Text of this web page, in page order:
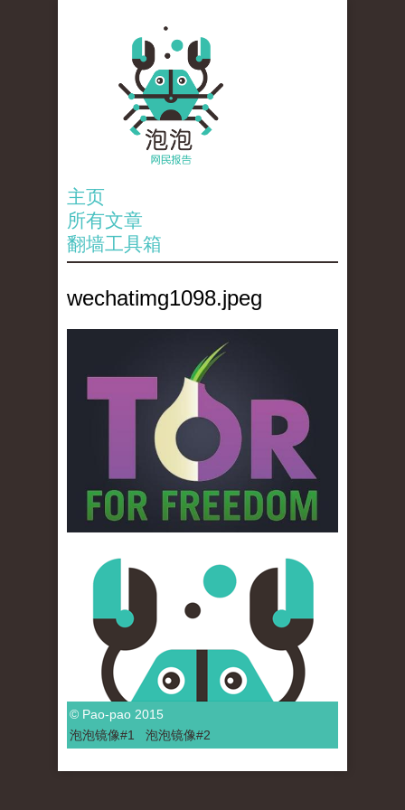
主页
所有文章
翻墙工具箱
wechatimg1098.jpeg
© Pao-pao 2015
泡泡镜像#1 泡泡镜像#2